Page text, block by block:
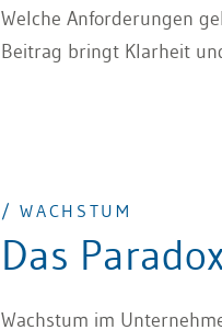
Welche Anforderungen
Beitrag bringt Klarheit
/ WACHSTUM
Das
Wachstum im